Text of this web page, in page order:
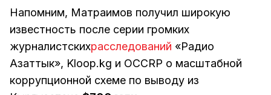
Напомним, Матраимов получил широкую
известность после серии громких
журналистскихрасследований «Радио
Азаттык», Kloop.kg и OCCRP о масштабной
коррупционной схеме по выводу из